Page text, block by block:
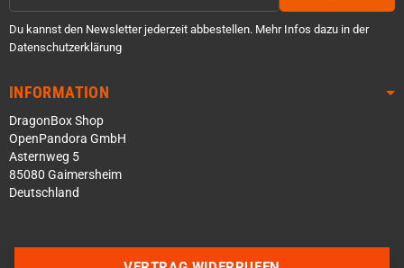
Du kannst den Newsletter jederzeit abbestellen. Mehr Infos dazu in der
Datenschutzerklärung
INFORMATION
DragonBox Shop
OpenPandora GmbH
Asternweg 5
85080 Gaimersheim
Deutschland